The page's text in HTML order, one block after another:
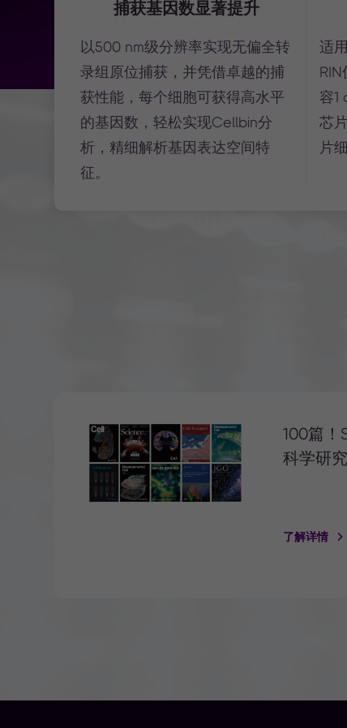
捕获基因数显著提升
以500 nm级分辨率实现无偏全转
录组原位捕获，并凭借卓越的捕
获性能，每个细胞可获得高水平
的基因数，轻松实现Cellbin分
析，精细解析基因表达空间特
征。
适
容1
芯
片
100篇！
科学研
了解详情